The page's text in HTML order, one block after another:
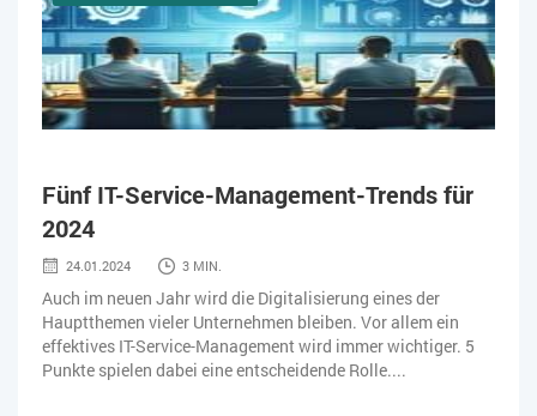
Fünf IT-Service-Management-Trends für
2024
24.01.2024 3 MIN.
Auch im neuen Jahr wird die Digitalisierung eines der
Hauptthemen vieler Unternehmen bleiben. Vor allem ein
effektives IT-Service-Management wird immer wichtiger. 5
Punkte spielen dabei eine entscheidende Rolle....